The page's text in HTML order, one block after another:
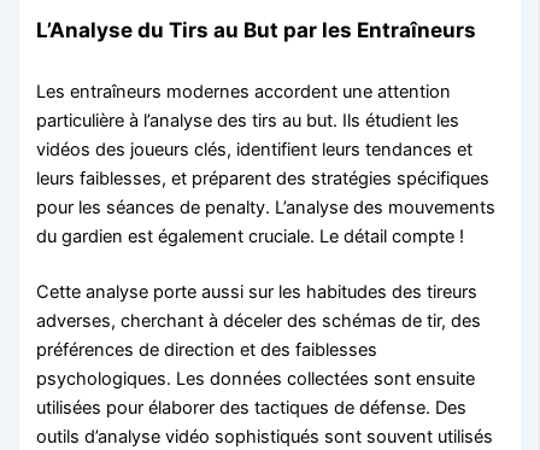
L’Analyse du Tirs au But par les Entraîneurs
Les entraîneurs modernes accordent une attention
particulière à l’analyse des tirs au but. Ils étudient les
vidéos des joueurs clés, identifient leurs tendances et
leurs faiblesses, et préparent des stratégies spécifiques
pour les séances de penalty. L’analyse des mouvements
du gardien est également cruciale. Le détail compte !
Cette analyse porte aussi sur les habitudes des tireurs
adverses, cherchant à déceler des schémas de tir, des
préférences de direction et des faiblesses
psychologiques. Les données collectées sont ensuite
utilisées pour élaborer des tactiques de défense. Des
outils d’analyse vidéo sophistiqués sont souvent utilisés